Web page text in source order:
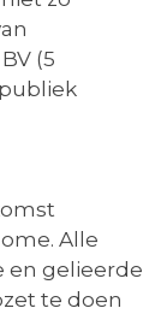
(5
Alle
en gelieerde
te doen